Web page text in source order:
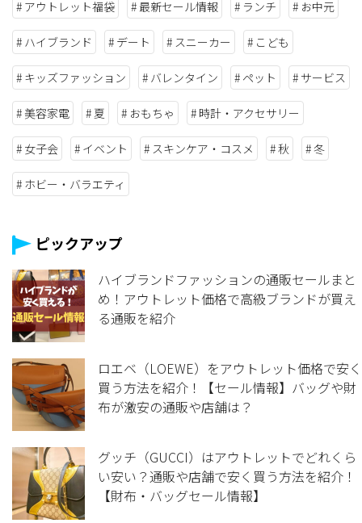
ピックアップ
ハイブランドファッションの通販セールまと
め！アウトレット価格で高級ブランドが買え
る通販を紹介
ロエベ（LOEWE）をアウトレット価格で安く
買う方法を紹介！【セール情報】バッグや財
布が激安の通販や店舗は？
グッチ（GUCCI）はアウトレットでどれくら
い安い？通販や店舗で安く買う方法を紹介！
【財布・バッグセール情報】
アウトレット福袋 最新セール情報 ランチ お中元
ハイブランド デート スニーカー こども
キッズファッション バレンタイン ペット サービス
美容家電 夏 おもちゃ 時計・アクセサリー
女子会 イベント スキンケア・コスメ 秋 冬
ホビー・バラエティ